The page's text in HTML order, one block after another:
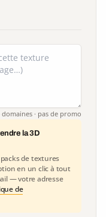
domaines · pas de promo
la 3D
de textures
en un clic à tout
— votre adresse
de